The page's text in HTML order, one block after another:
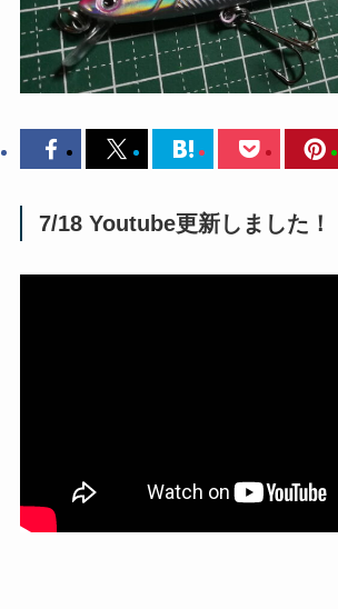
7/18 Youtube更新しました！